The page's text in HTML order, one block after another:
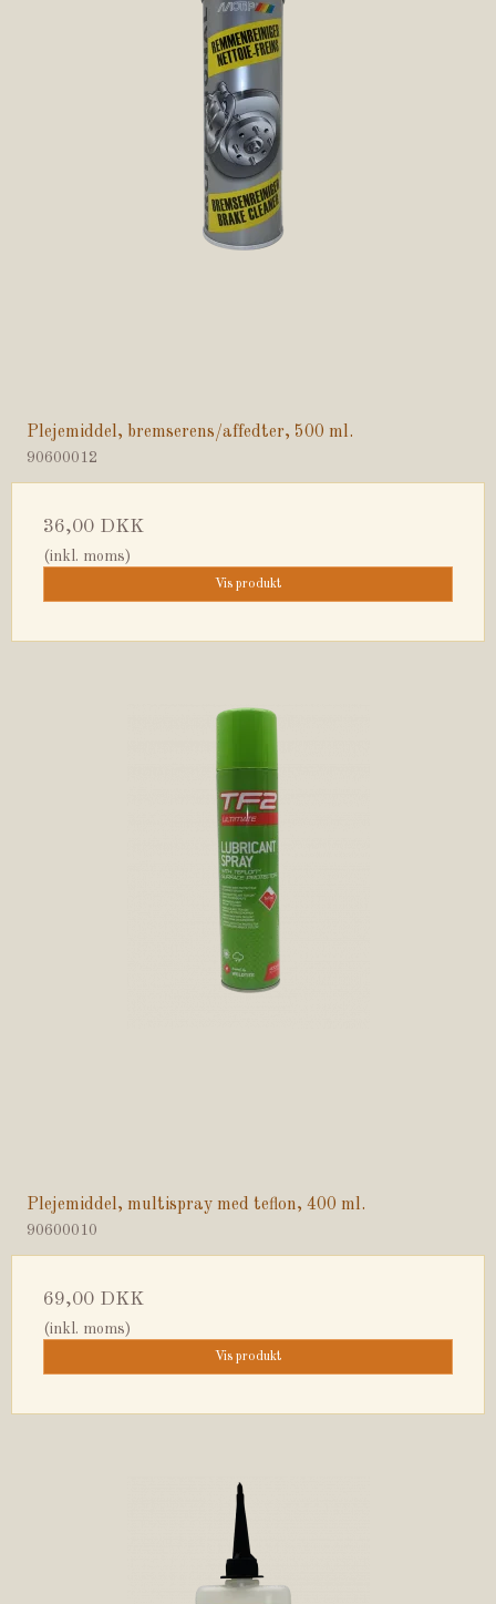
Plejemiddel, bremserens/affedter, 500 ml.
90600012
36,00 DKK
(inkl. moms)
Vis produkt
Plejemiddel, multispray med teflon, 400 ml.
90600010
69,00 DKK
(inkl. moms)
Vis produkt